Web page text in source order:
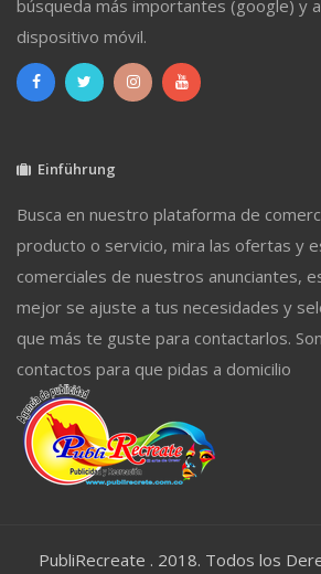
búsqueda más importantes (google) y
dispositivo móvil.
Einführung
Busca en nuestro plataforma de
producto o servicio, mira las ofertas y
comerciales de nuestros anunciantes,
mejor se ajuste a tus necesidades y
que más te guste para contactarlos.
contactos para que pidas a domicilio
PubliRecreate . 2018. Todos los